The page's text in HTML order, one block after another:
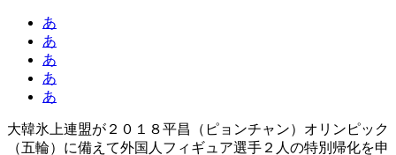
あ
あ
あ
あ
あ
大韓氷上連盟が２０１８平昌（ピョンチャン）オリンピック
（五輪）に備えて外国人フィギュア選手２人の特別帰化を申